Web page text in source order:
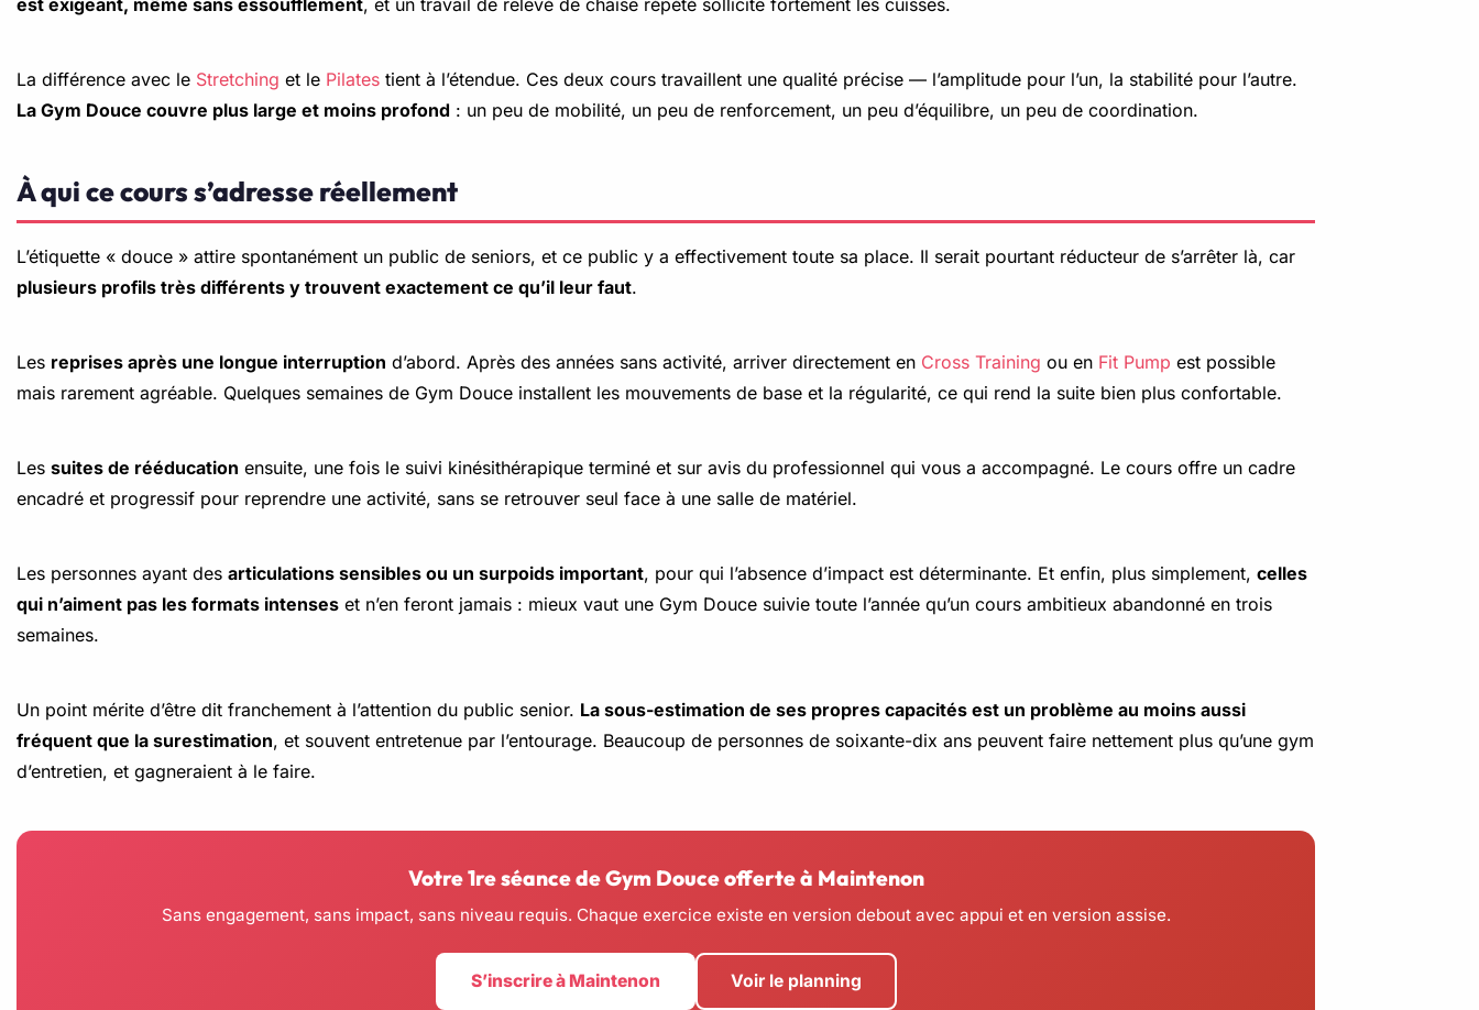
est exigeant, même sans essoufflement, et un travail de relevé de chaise répété sollicite fortement les cuisses.
La différence avec le Stretching et le Pilates tient à l’étendue. Ces deux cours travaillent une qualité précise — l’amplitude pour l’un, la stabilité pour l’autre.
La Gym Douce couvre plus large et moins profond : un peu de mobilité, un peu de renforcement, un peu d’équilibre, un peu de coordination.
À qui ce cours s’adresse réellement
L’étiquette « douce » attire spontanément un public de seniors, et ce public y a effectivement toute sa place. Il serait pourtant réducteur de s’arrêter là, car
plusieurs profils très différents y trouvent exactement ce qu’il leur faut.
Les reprises après une longue interruption d’abord. Après des années sans activité, arriver directement en Cross Training ou en Fit Pump est possible
mais rarement agréable. Quelques semaines de Gym Douce installent les mouvements de base et la régularité, ce qui rend la suite bien plus confortable.
Les suites de rééducation ensuite, une fois le suivi kinésithérapique terminé et sur avis du professionnel qui vous a accompagné. Le cours offre un cadre
encadré et progressif pour reprendre une activité, sans se retrouver seul face à une salle de matériel.
Les personnes ayant des articulations sensibles ou un surpoids important, pour qui l’absence d’impact est déterminante. Et enfin, plus simplement, celles
qui n’aiment pas les formats intenses et n’en feront jamais : mieux vaut une Gym Douce suivie toute l’année qu’un cours ambitieux abandonné en trois
semaines.
Un point mérite d’être dit franchement à l’attention du public senior. La sous-estimation de ses propres capacités est un problème au moins aussi
fréquent que la surestimation, et souvent entretenue par l’entourage. Beaucoup de personnes de soixante-dix ans peuvent faire nettement plus qu’une gym
d’entretien, et gagneraient à le faire.
Votre 1re séance de Gym Douce offerte à Maintenon
Sans engagement, sans impact, sans niveau requis. Chaque exercice existe en version debout avec appui et en version assise.
S’inscrire à Maintenon Voir le planning